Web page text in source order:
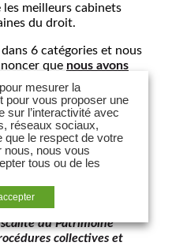
les meilleurs cabinets
du droit.
6 catégories et nous
que nous avons
Trophées d’Or
stratégie RSE
énergies renouvelables
Desk : énergie et
baux
*
du Patrimoine
collectives et
mesurer la
pour vous proposer une
sur l’interactivité avec
réseaux sociaux,
le respect de votre
nous, nous vous
tous ou de les